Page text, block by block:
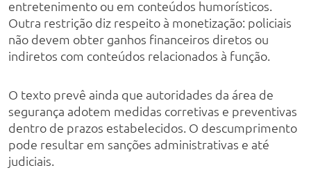
entretenimento ou em conteúdos humorísticos.
Outra restrição diz respeito à monetização: policiais
não devem obter ganhos financeiros diretos ou
indiretos com conteúdos relacionados à função.
O texto prevê ainda que autoridades da área de
segurança adotem medidas corretivas e preventivas
dentro de prazos estabelecidos. O descumprimento
pode resultar em sanções administrativas e até
judiciais.